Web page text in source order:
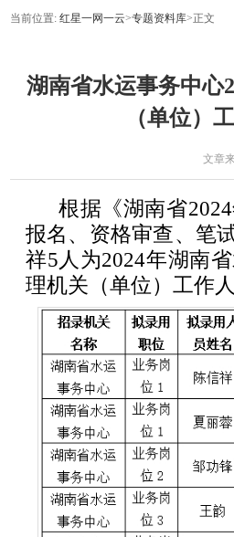
当前位置: 红星一网一云>专题资料库>正文
湖南省水运事务中心
（单位）
文章
根据《湖南省
报名、资格审查、笔
祥5人为2024年湖南
理机关（单位）工作